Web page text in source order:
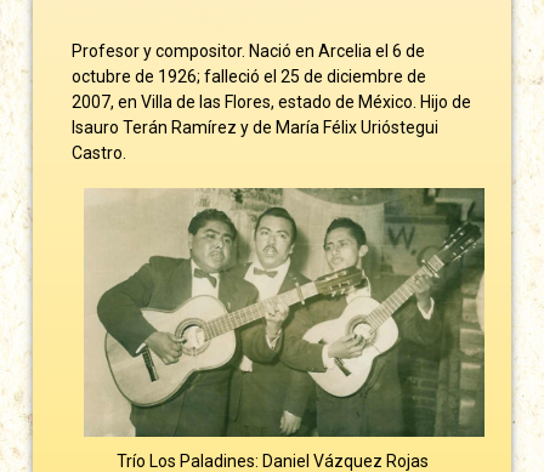
Profesor y compositor. Nació en Arcelia el 6 de
octubre de 1926; falleció el 25 de diciembre de
2007, en Villa de las Flores, estado de México. Hijo de
Isauro Terán Ramírez y de María Félix Urióstegui
Castro.
Trío Los Paladines: Daniel Vázquez Rojas